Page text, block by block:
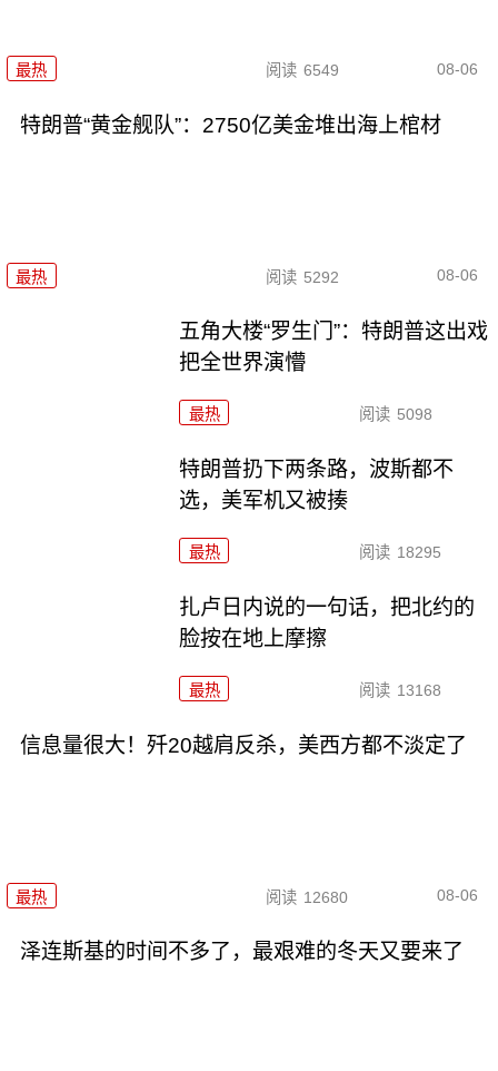
最热 阅读 6549 08-06
特朗普“黄金舰队”：2750亿美金堆出海上棺材
最热 阅读 5292 08-06
五角大楼“罗生门”：特朗普这出戏
把全世界演懵
最热 阅读 5098
特朗普扔下两条路，波斯都不
选，美军机又被揍
最热 阅读 18295
扎卢日内说的一句话，把北约的
脸按在地上摩擦
最热 阅读 13168
信息量很大！歼20越肩反杀，美西方都不淡定了
最热 阅读 12680 08-06
泽连斯基的时间不多了，最艰难的冬天又要来了